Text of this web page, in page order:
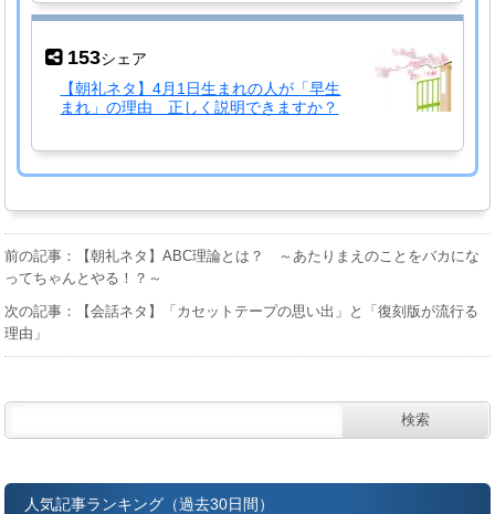
153シェア
【朝礼ネタ】4月1日生まれの人が「早生
まれ」の理由 正しく説明できますか？
前の記事：【朝礼ネタ】ABC理論とは？ ～あたりまえのことをバカにな
ってちゃんとやる！？～
次の記事：【会話ネタ】「カセットテープの思い出」と「復刻版が流行る
理由」
人気記事ランキング（過去30日間）